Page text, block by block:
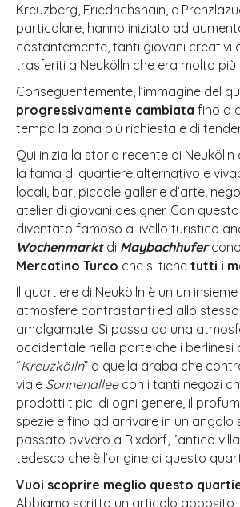
Kreuzberg, Friedrichshain, e
particolare, hanno iniziato ad
costantemente, tanti giovani creativi
trasferiti a Neukölln che era molto più
Conseguentemente, l’immagine del
progressivamente cambiata fino a
tempo la zona più richiesta e di
Qui inizia la storia recente di
la fama di quartiere alternativo e
locali, bar, piccole gallerie d’arte,
atelier di giovani designer. Con
diventato famoso a livello turistico
Wochenmarktdi Maybachhufer
Mercatino Turco che si tiene tutti i
Il quartiere di Neukölln è un un
atmosfere contrastanti ed allo
amalgamate. Si passa da una
occidentale nella parte che i berlinesi
“Kreuzkölln” a quella araba che
viale Sonnenalleecon i tanti negozi
prodotti tipici di ogni genere, il
spezie e fino ad arrivare in un angolo
passato ovvero a Rixdorf, l’antico
tedesco che è l’origine di questo
Vuoi scoprire meglio questo
Abbiamo scritto un articolo apposito,